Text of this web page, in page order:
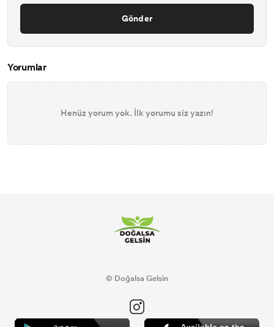
Gönder
Yorumlar
Henüz yorum yok. İlk yorumu siz yazın!
© Doğalsa Gelsin